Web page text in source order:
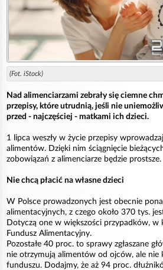
(Fot. iStock)
Nad alimenciarzami zebrały się ciemne
przepisy, które utrudnią, jeśli nie
przed - najczęściej - matkami ich dzieci.
1 lipca weszły w życie przepisy
alimentów. Dzięki nim ściągnięcie
zobowiązań z alimenciarze będzie prostsze.
Nie chcą płacić na własne dzieci
W Polsce prowadzonych jest obecnie
alimentacyjnych, z czego około 370 tys.
Dotyczą one w większości przypadków, w
Fundusz Alimentacyjny.
Pozostałe 40 proc. to sprawy zgłaszane
nie otrzymują alimentów od ojców, ale nie
funduszu. Dodajmy, że aż 94 proc.